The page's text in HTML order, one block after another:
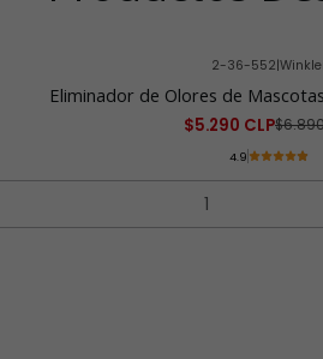
2-36-552|
Eliminador de Olores de
$5.290 CLP
4.9